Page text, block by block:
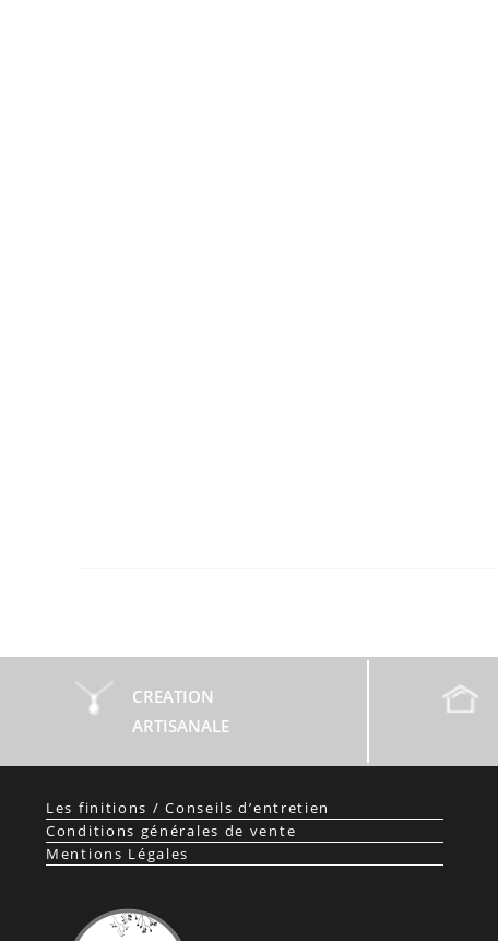
CREATION
ARTISANALE
Les finitions / Conseils d’entretien
Conditions générales de vente
Mentions Légales